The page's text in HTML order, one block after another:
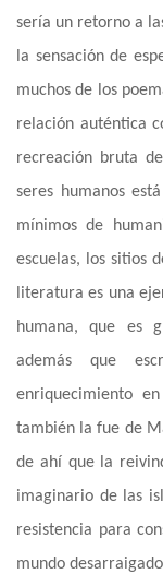
sería un retorno a
la sensación de
muchos de los
relación auténtica
recreación bruta
seres humanos
mínimos de
escuelas,
los sitios
literatura es una
humana, que es
además que
enriquecimiento
también la fue de
de ahí que la
imaginario de las
resistencia para
mundo